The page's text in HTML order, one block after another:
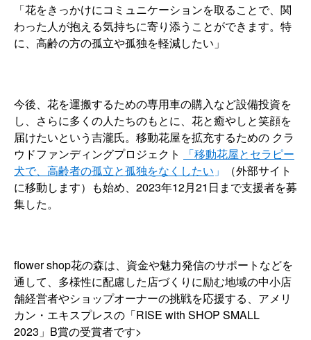
「花をきっかけにコミュニケーションを取ることで、関
わった人が抱える気持ちに寄り添うことができます。特
に、高齢の方の孤立や孤独を軽減したい」
今後、花を運搬するための専用車の購入など設備投資を
し、さらに多くの人たちのもとに、花と癒やしと笑顔を
届けたいという吉瀧氏。移動花屋を拡充するための クラ
ウドファンディングプロジェクト
「移動花屋とセラピー
犬で、高齢者の孤立と孤独をなくしたい 」
（外部サイト
に移動します）も始め、2023年12月21日まで支援者を募
集した。
flower shop花の森は、資金や魅力発信のサポートなどを
通して、多様性に配慮した店づくりに励む地域の中小店
舗経営者やショップオーナーの挑戦を応援する、アメリ
カン・エキスプレスの「RISE with SHOP SMALL
2023」B賞の受賞者です>